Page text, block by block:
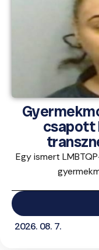
csapott
Egy ismert
2026. 08. 7.